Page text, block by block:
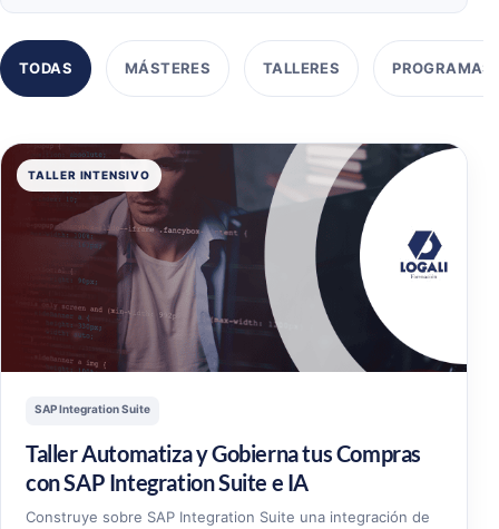
TODAS MÁSTERES TALLERES PROGRAMAS
TALLER INTENSIVO
SAP Integration Suite
Taller Automatiza y Gobierna tus Compras
con SAP Integration Suite e IA
Construye sobre SAP Integration Suite una integración de